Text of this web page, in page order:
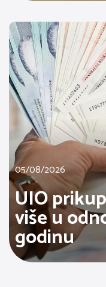
05/08/2026
UIO
više u
godinu